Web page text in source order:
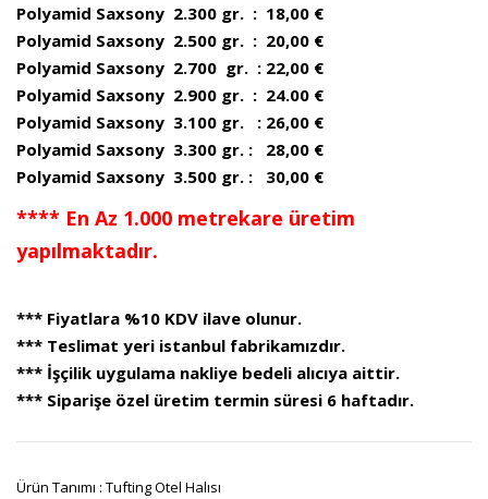
Polyamid Saxsony 2.300 gr. : 18,00 €
Polyamid Saxsony 2.500 gr. : 20,00 €
Polyamid Saxsony 2.700 gr. : 22,00 €
Polyamid Saxsony 2.900 gr. : 24.00 €
Polyamid Saxsony 3.100 gr. : 26,00 €
Polyamid Saxsony 3.300 gr. : 28,00 €
Polyamid Saxsony 3.500 gr. : 30,00 €
**** En Az 1.000 metrekare üretim
yapılmaktadır.
*** Fiyatlara %10 KDV ilave olunur.
*** Teslimat yeri istanbul fabrikamızdır.
*** İşçilik uygulama nakliye bedeli alıcıya aittir.
*** Siparişe özel üretim termin süresi 6 haftadır.
Ürün Tanımı : Tufting Otel Halısı